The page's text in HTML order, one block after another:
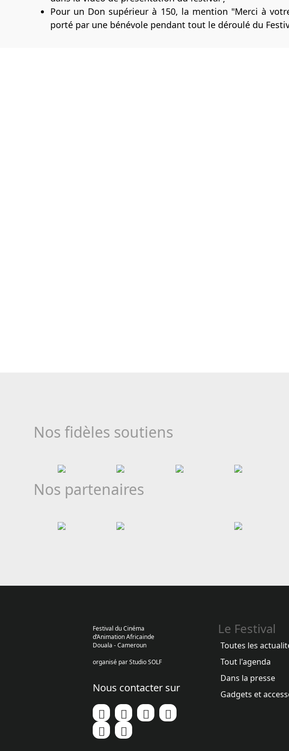
Pour un Don supérieur à 150, la mention "Merci à
porté par une bénévole pendant tout le déroulé du
Nos fidèles soutiens
Nos partenaires
Festival du Cinéma
d’Animation Africainde
Douala - Cameroun
organisé par Studio SOLF
Nous contacter sur
Le Festival
Toutes les
Tout l'agenda
Dans la presse
Gadgets et